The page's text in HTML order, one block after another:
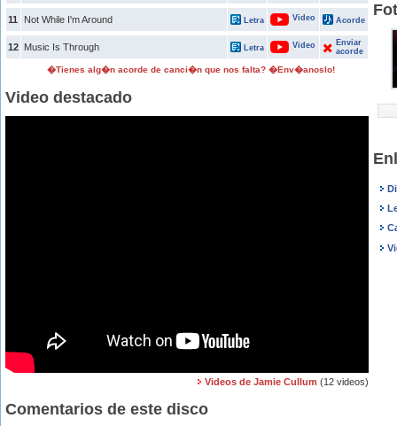
11 Not While I'm Around Letra Video Acorde
12 Music Is Through Letra Video
Enviar
acorde
�Tienes alg�n acorde de canci�n que nos falta? �Env�anoslo!
Video destacado
Videos de Jamie Cullum (12 videos)
Comentarios de este disco